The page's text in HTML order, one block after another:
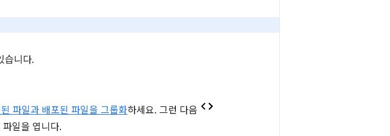
습니다.
파일과 배포된 파일을 그룹화하세요. 그런 다음
일을 엽니다.